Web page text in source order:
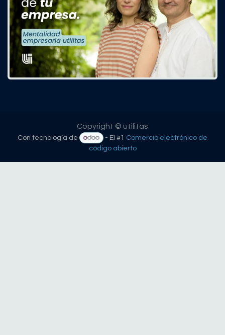
Copyright © utilitas
Con tecnología de - El #1 Comercio electrónico de
código abierto